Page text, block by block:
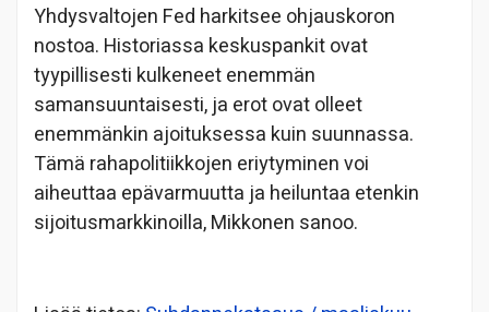
Yhdysvaltojen Fed harkitsee ohjauskoron
nostoa. Historiassa keskuspankit ovat
tyypillisesti kulkeneet enemmän
samansuuntaisesti, ja erot ovat olleet
enemmänkin ajoituksessa kuin suunnassa.
Tämä rahapolitiikkojen eriytyminen voi
aiheuttaa epävarmuutta ja heiluntaa etenkin
sijoitusmarkkinoilla, Mikkonen sanoo.